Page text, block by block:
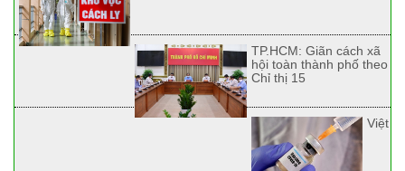
TP.HCM: Giãn cách xã
hội toàn thành phố theo
Chỉ thị 15
Việt